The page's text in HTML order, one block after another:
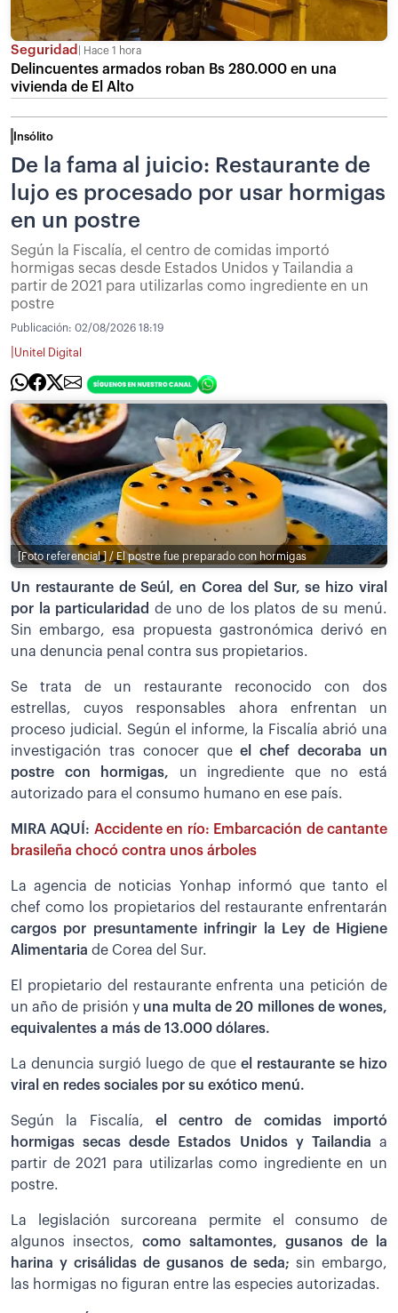
Seguridad Hace 1 hora
Delincuentes armados roban Bs 280.000 en una
vivienda de El Alto
Insólito
De la fama al juicio: Restaurante de
lujo es procesado por usar hormigas
en un postre
Según la Fiscalía, el centro de comidas importó
hormigas secas desde Estados Unidos y Tailandia a
partir de 2021 para utilizarlas como ingrediente en un
postre
Publicación: 02/08/2026 18:19
Unitel Digital
[Foto referencial ] / El postre fue preparado con hormigas
Un restaurante de Seúl, en Corea del Sur, se hizo viral
por la particularidad de uno de los platos de su menú.
Sin embargo, esa propuesta gastronómica derivó en
una denuncia penal contra sus propietarios.
Se trata de un restaurante reconocido con dos
estrellas, cuyos responsables ahora enfrentan un
proceso judicial. Según el informe, la Fiscalía abrió una
investigación tras conocer queel chef decoraba un
postre con hormigas, un ingrediente que no está
autorizado para el consumo humano en ese país.
MIRA AQUÍ: Accidente en río: Embarcación de cantante
brasileña chocó contra unos árboles
La agencia de noticias Yonhap informó que tanto el
chef como los propietarios del restaurante enfrentarán
cargos por presuntamente infringir la Ley de Higiene
Alimentaria de Corea del Sur.
El propietario del restaurante enfrenta una petición de
un año de prisión y una multa de 20 millones de wones,
equivalentes a más de 13.000 dólares.
La denuncia surgió luego de que el restaurante se hizo
viral en redes sociales por su exótico menú.
Según la Fiscalía, el centro de comidas importó
hormigas secas desde Estados Unidos y Tailandia a
partir de 2021 para utilizarlas como ingrediente en un
postre.
La legislación surcoreana permite el consumo de
algunos insectos, como saltamontes, gusanos de la
harina y crisálidas de gusanos de seda; sin embargo,
las hormigas no figuran entre las especies autorizadas.